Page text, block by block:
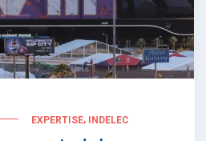
EXPERTISE, INDELEC